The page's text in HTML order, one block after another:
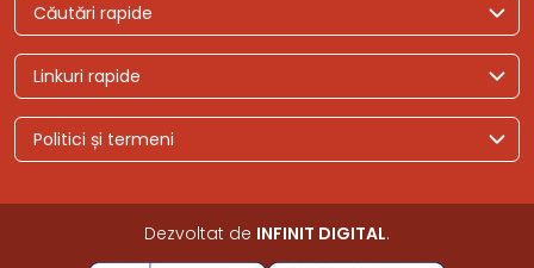
Căutări rapide
Linkuri rapide
Politici și termeni
Dezvoltat de INFINIT DIGITAL.